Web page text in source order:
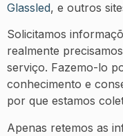
Glassled, e outros
Solicitamos
realmente
serviço. Fazemo-lo
conhecimento e
por que estamos
Apenas retemos as